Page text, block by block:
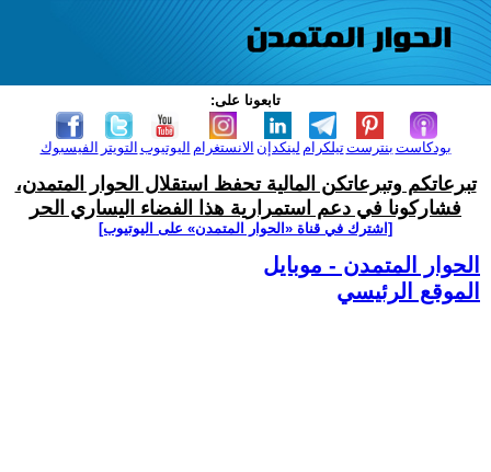
تابعونا على:
الفيسبوك التويتر اليوتيوب الانستغرام لينكدإن تيلكرامبنترست بودكاست
تبرعاتكم وتبرعاتكن المالية تحفظ استقلال الحوار المتمدن،
فشاركونا في دعم استمرارية هذا الفضاء اليساري الحر
[اشترك في قناة ‫«الحوار المتمدن» على اليوتيوب]
الحوار المتمدن - موبايل
الموقع الرئيسي